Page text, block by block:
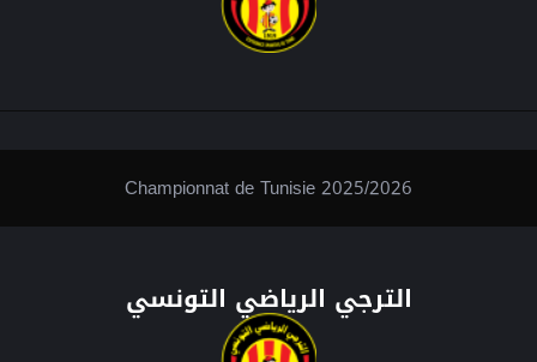
Championnat de Tunisie 2025/2026
الترجي الرياضي التونسي